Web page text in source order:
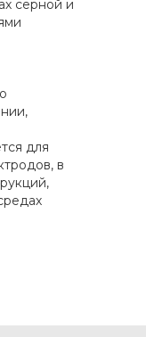
серной и
для
в